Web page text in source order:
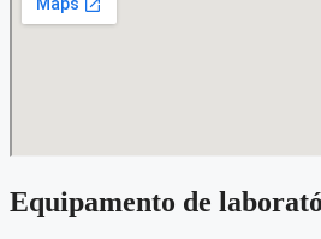
Equipamento de